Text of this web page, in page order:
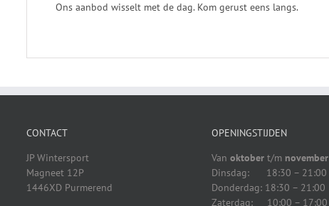
Ons aanbod wisselt met de dag. Kom gerust eens langs.
CONTACT
JP Wintersport
Magneet 12P
1446XD Purmerend
OPENINGSTIJDEN
Van oktober t/m november
Dinsdag: 18:30 – 21:00
Donderdag: 18:30 – 21:00
Zaterdag: 10:00 – 17:00